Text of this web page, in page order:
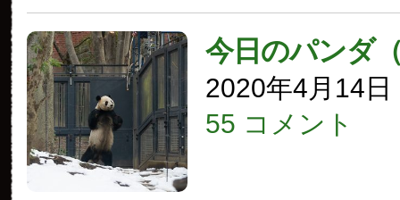
今日のパンダ
2020年4月14日
55 コメント